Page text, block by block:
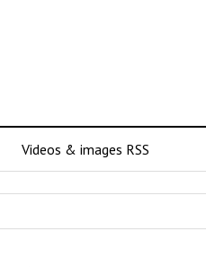
Videos & images RSS